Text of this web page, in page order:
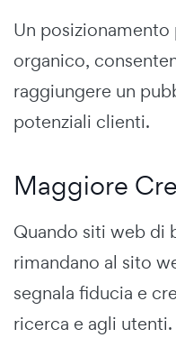
Un
organico,
raggiungere un
potenziali clienti.
Maggiore
Quando siti web di
rimandano al sito
segnala fiducia e
ricerca e agli utenti.